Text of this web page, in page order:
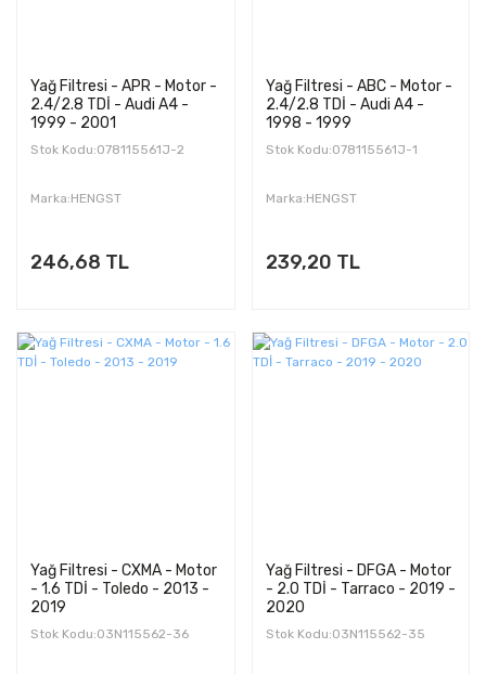
Yağ Filtresi - APR - Motor -
2.4/2.8 TDİ - Audi A4 -
1999 - 2001
Stok Kodu:078115561J-2
Marka:HENGST
246,68 TL
Yağ Filtresi - ABC - Motor -
2.4/2.8 TDİ - Audi A4 -
1998 - 1999
Stok Kodu:078115561J-1
Marka:HENGST
239,20 TL
Yağ Filtresi - CXMA - Motor
- 1.6 TDİ - Toledo - 2013 -
2019
Stok Kodu:03N115562-36
Yağ Filtresi - DFGA - Motor
- 2.0 TDİ - Tarraco - 2019 -
2020
Stok Kodu:03N115562-35